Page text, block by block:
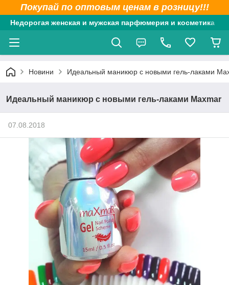
Покупай по оптовым ценам в розницу!!!
Недорогая женская и мужская парфюмерия и косметика
Новини Идеальный маникюр с новыми гель-лаками
Идеальный маникюр с новыми гель-лаками Maxmar
07.08.2018